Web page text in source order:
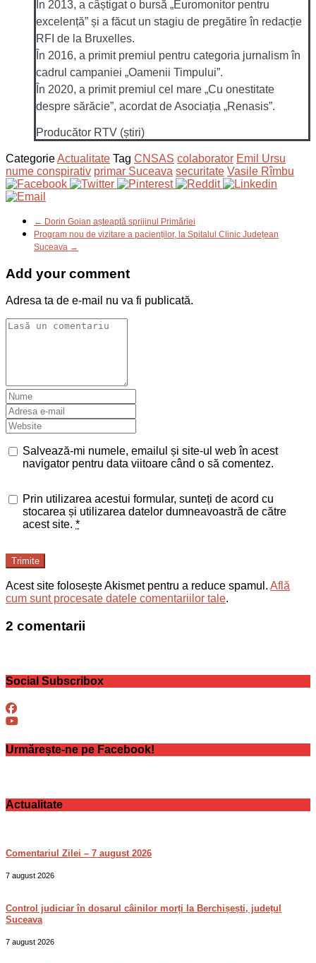
În 2013, a câștigat o bursă „Euromonitor pentru
excelență” și a făcut un stagiu de pregătire în redacție
RFI de la Bruxelles.
În 2016, a primit premiul pentru categoria jurnalism în
cadrul campaniei „Oamenii Timpului”.
În 2020, a primit premiul cel mare „Cu onestitate
despre sărăcie”, acordat de Asociația „Renasis”.
Producător RTV (știri)
CategorieActualitate Tag CNSAS colaborator Emil Ursu
nume conspirativ primar Suceava securitate Vasile Rîmbu
← Dorin Goian așteaptă sprijinul Primăriei
Program nou de vizitare a pacienților, la Spitalul Clinic Județean
Suceava →
Add your comment
Adresa ta de e-mail nu va fi publicată.
Salvează-mi numele, emailul și site-ul web în acest
navigator pentru data viitoare când o să comentez.
Prin utilizarea acestui formular, sunteți de acord cu
stocarea și utilizarea datelor dumneavoastră de către
acest site. *
Trimite
Acest site folosește Akismet pentru a reduce spamul. Află
cum sunt procesate datele comentariilor tale.
2 comentarii
Social Subscribox
Urmărește-ne pe Facebook!
Actualitate
Comentariul Zilei – 7 august 2026
7 august 2026
Control judiciar în dosarul câinilor morți la Berchișești, județul
Suceava
7 august 2026